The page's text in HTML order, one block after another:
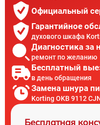
Официальный
Гарантийное
духового шкафа
Диагностика за
ремонт по желанию
Бесплатный
в день обращения
Замена шнура
Korting OKB 9112
Бесплатная